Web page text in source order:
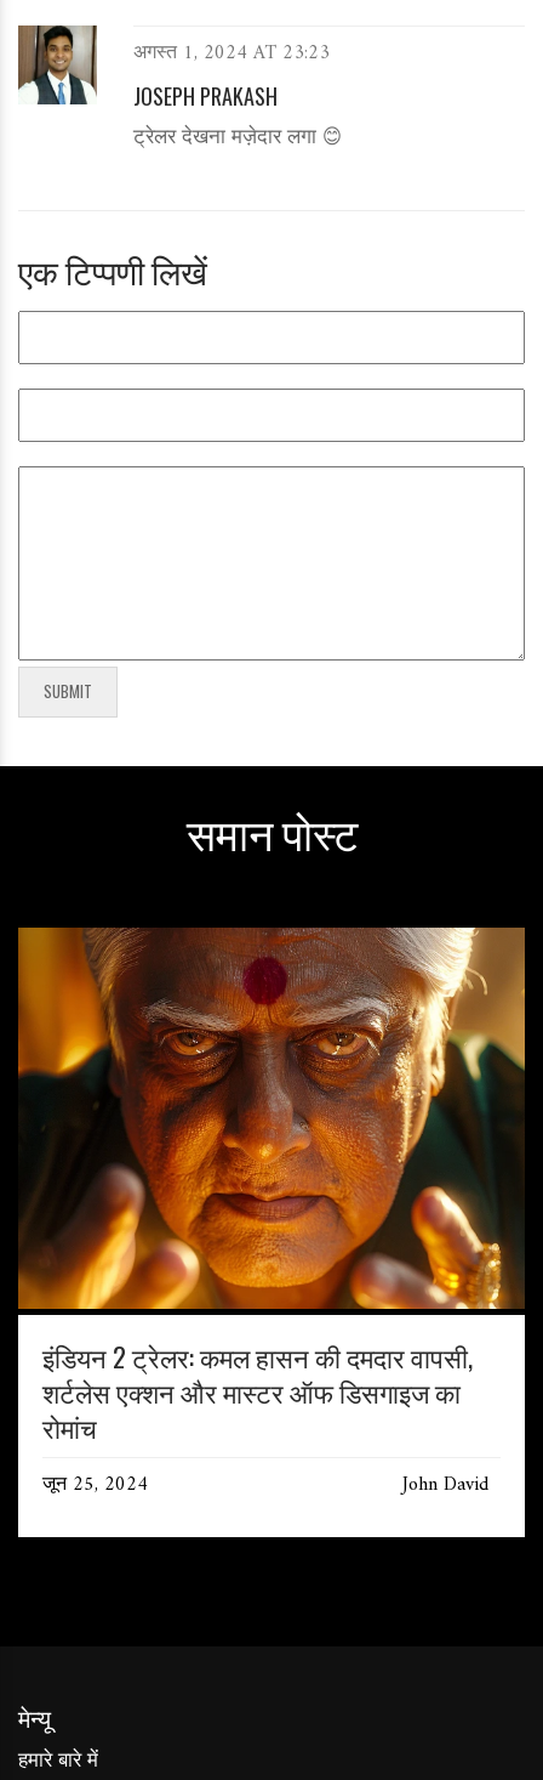
अगस्त 1, 2024 AT 23:23
JOSEPH PRAKASH
ट्रेलर देखना मज़ेदार लगा 😊
एक टिप्पणी लिखें
समान पोस्ट
इंडियन 2 ट्रेलर: कमल हासन की दमदार वापसी,
शर्टलेस एक्शन और मास्टर ऑफ डिसगाइज का
रोमांच
जून 25, 2024 John David
मेन्यू
हमारे बारे में